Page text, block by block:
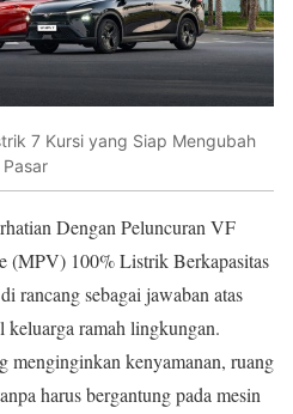
7 Kursi yang Siap Mengubah
Pasar
Dengan Peluncuran VF
(MPV) 100% Listrik Berkapasitas
rancang sebagai jawaban atas
ramah lingkungan.
menginginkan kenyamanan, ruang
harus bergantung pada mesin